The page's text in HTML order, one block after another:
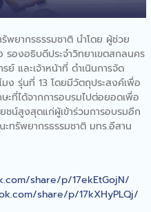
ก”
ทรัพยากรธรรมชาติจัด
จกรรมบริการวิชาการ
MED-SCI-
TECH- Camp
ทรัพยากรธรรมชาติให้การ
รับคณะผู้บริหารจาก
.ตะวันออก ในการเข้า
าดูงานทางด้านการแพทย์
ไทย
ย์ศึกษาการพัฒนาภูพานอัน
งมาจากพระราชดำริ
กรธรรมชาติ นำโดย ผู้ช่วย
รองอธิบดีประจำวิทยาเขตสกลนคร
ย์ และเจ้าหน้าที่ ดำเนินการจัด
ง รุ่นที่ 13 โดยมีวัตถุประสงค์เพื่อ
ษะที่ได้จากการอบรมไปต่อยอดเพื่อ
ยชน์สูงสุดแก่ผู้เข้าร่วมการอบรมอีก
รัพยากรธรรมชาติ มทร.อีสาน
share/p/17ekEtGojN/
share/p/17kXHyPLQj/